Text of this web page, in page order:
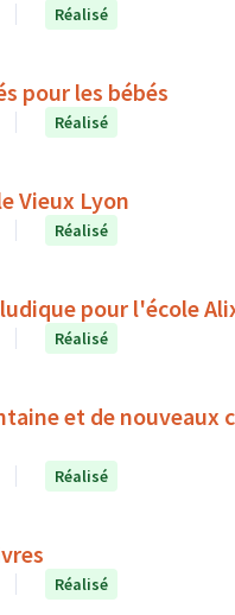
Réalisé
pour les bébés
Réalisé
Vieux Lyon
Réalisé
pour l'école
Réalisé
et de nouveaux
Réalisé
Réalisé